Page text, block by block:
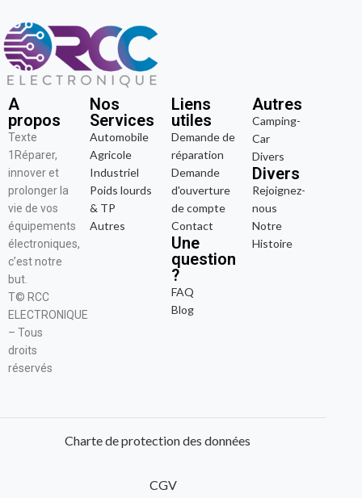
A
propos
Texte
1Réparer,
innover et
prolonger la
vie de vos
équipements
électroniques,
c’est notre
but.
T© RCC
ELECTRONIQUE
– Tous
droits
réservés
Nos
Services
Automobile
Agricole
Industriel
Poids lourds
& TP
Autres
Liens
utiles
Demande de
réparation
Demande
d'ouverture
de compte
Contact
Une
question
?
FAQ
Blog
Autres
Camping-
Car
Divers
Divers
Rejoignez-
nous
Notre
Histoire
Charte de protection des données
CGV